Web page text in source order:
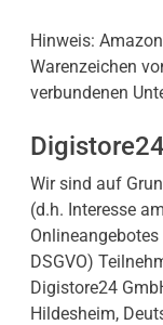
Hinweis:
Warenzeichen
verbundenen
Wir sind auf
(d.h. Interesse
DSGVO)
Digistore24
Hildesheim,